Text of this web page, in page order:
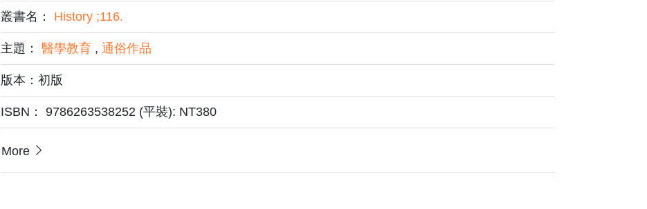
叢書名： History ;116.
主題： 醫學教育 , 通俗作品
版本：初版
ISBN： 9786263538252 (平裝): NT380
More